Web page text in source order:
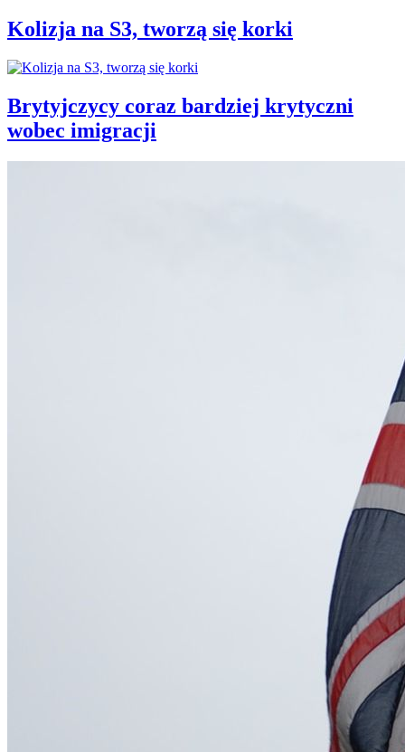
Kolizja na S3, tworzą się korki
Brytyjczycy coraz bardziej krytyczni
wobec imigracji